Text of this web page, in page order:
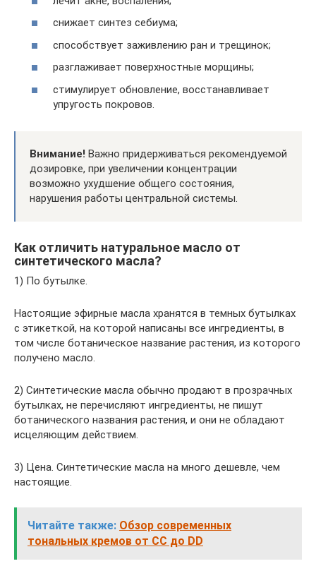
снижает синтез себиума;
способствует заживлению ран и трещинок;
разглаживает поверхностные морщины;
стимулирует обновление, восстанавливает
упругость покровов.
Внимание! Важно придерживаться рекомендуемой
дозировке, при увеличении концентрации
возможно ухудшение общего состояния,
нарушения работы центральной системы.
Как отличить натуральное масло от
синтетического масла?
1) По бутылке.
Настоящие эфирные масла хранятся в темных бутылках
с этикеткой, на которой написаны все ингредиенты, в
том числе ботаническое название растения, из которого
получено масло.
2) Синтетические масла обычно продают в прозрачных
бутылках, не перечисляют ингредиенты, не пишут
ботанического названия растения, и они не обладают
исцеляющим действием.
3) Цена. Синтетические масла на много дешевле, чем
настоящие.
Читайте также: Обзор современных
тональных кремов от CC до DD